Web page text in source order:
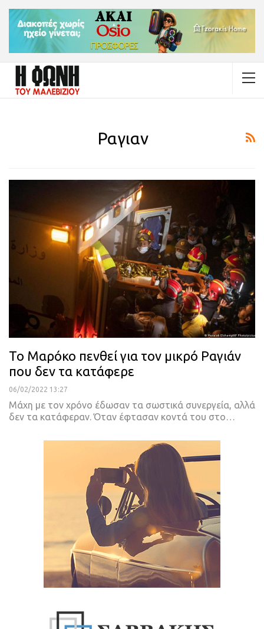
Ραγιαν
Το Μαρόκο πενθεί για τον μικρό Ραγιάν
που δεν τα κατάφερε
06/02/2022 13:27
Μάχη με τον χρόνο έδωσαν τα σωστικά συνεργεία, αλλά
δεν τα κατάφεραν. Όταν έφτασαν κοντά του στο…